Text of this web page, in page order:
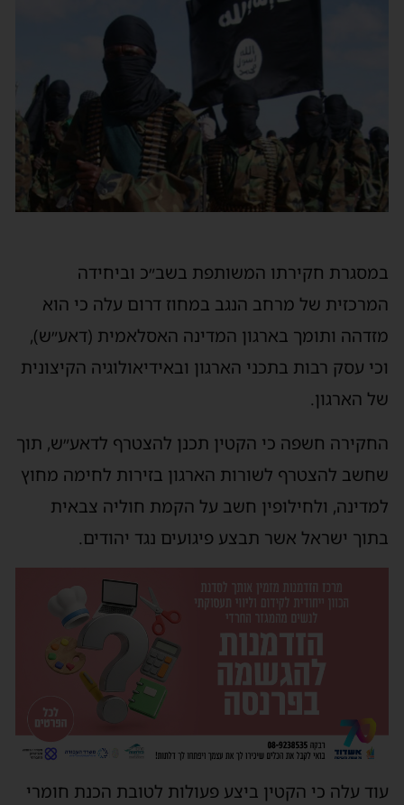
במסגרת חקירתו המשותפת בשב״כ וביחידה
המרכזית של מרחב הנגב במחוז דרום עלה כי הוא
מזדהה ותומך בארגון המדינה האסלאמית (דאע״ש),
וכי עסק רבות בתכני הארגון ובאידיאולוגיה הקיצונית
של הארגון.
החקירה חשפה כי הקטין תכנן להצטרף לדאע״ש, תוך
שחשב להצטרף לשורות הארגון בזירות לחימה מחוץ
למדינה, ולחילופין חשב על הקמת חוליה צבאית
בתוך ישראל אשר תבצע פיגועים נגד יהודים.
עוד עלה כי הקטין ביצע פעולות לטובת הכנת חומרי